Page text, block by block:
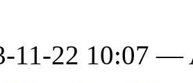
11-22 10:07 —